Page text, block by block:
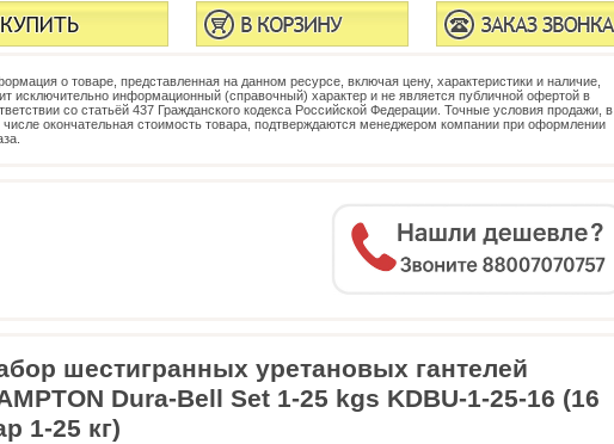
о товаре, представленная на данном ресурсе, включая цену, характеристики и наличие,
исключительно информационный (справочный) характер и не является публичной офертой в
со статьёй 437 Гражданского кодекса Российской Федерации. Точные условия продажи, в
числе окончательная стоимость товара, подтверждаются менеджером компании при оформлении
шестигранных уретановых гантелей
Dura-Bell Set 1-25 kgs KDBU-1-25-16 (16
1-25 кг)